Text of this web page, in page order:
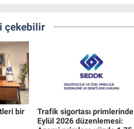
çekebilir
bir
Trafik sigortası primlerinde
Eylül 2026 düzenlemesi: